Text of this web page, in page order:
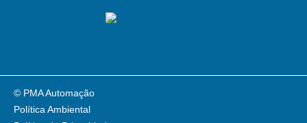
Política Ambiental
© PMA Automação